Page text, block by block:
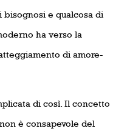
e qualcosa di
ha verso la
di amore-
di così. Il concetto
è consapevole del